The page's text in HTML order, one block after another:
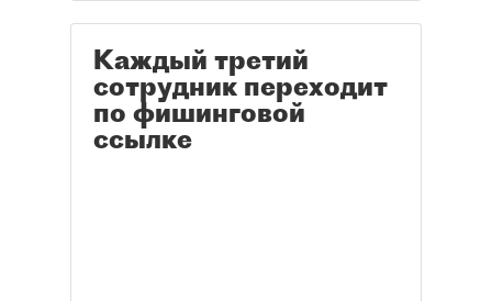
Каждый третий
сотрудник переходит
по фишинговой
ссылке